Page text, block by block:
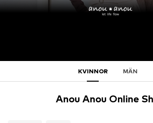
KVINNOR MÄN
Anou Anou Online